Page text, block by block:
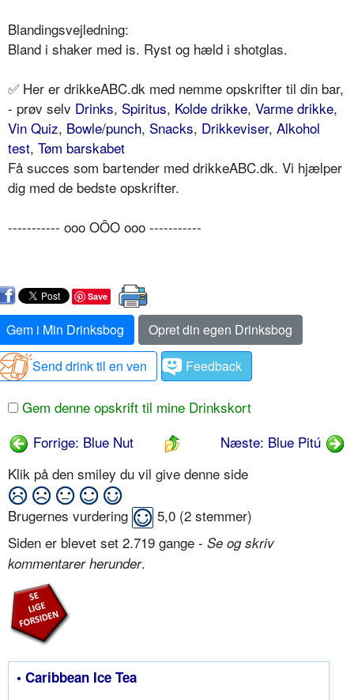
Blandingsvejledning:
Bland i shaker med is. Ryst og hæld i shotglas.
✅ Her er drikkeABC.dk med nemme opskrifter til din bar,
- prøv selv Drinks, Spiritus, Kolde drikke, Varme drikke,
Vin Quiz, Bowle/punch, Snacks, Drikkeviser, Alkohol
test, Tøm barskabet
Få succes som bartender med drikkeABC.dk. Vi hjælper
dig med de bedste opskrifter.
----------- ooo OÔO ooo -----------
Save
Gem i Min Drinksbog
Opret din egen Drinksbog
Send drink til en ven
Feedback
Gem denne opskrift til mine Drinkskort
Forrige: Blue Nut
Næste: Blue Pitú
Klik på den smiley du vil give denne side
Brugernes vurdering 5,0 (2 stemmer)
Siden er blevet set 2.719 gange - Se og skriv
kommentarer herunder.
• Caribbean Ice Tea